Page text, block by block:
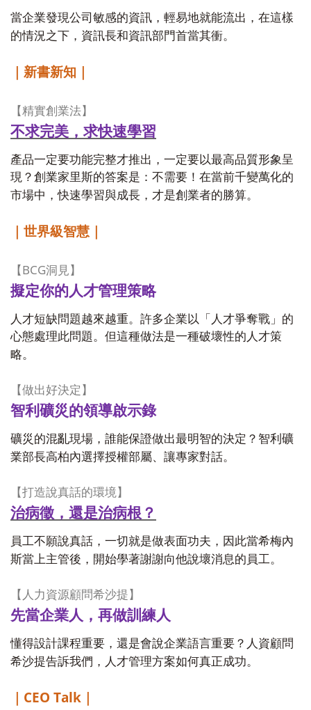
當企業發現公司敏感的資訊，輕易地就能流出，在這樣
的情況之下，資訊長和資訊部門首當其衝。
｜新書新知｜
【精實創業法】
不求完美，求快速學習
產品一定要功能完整才推出，一定要以最高品質形象呈
現？創業家里斯的答案是：不需要！在當前千變萬化的
市場中，快速學習與成長，才是創業者的勝算。
｜世界級智慧｜
【 BCG洞見】
擬定你的人才管理策略
人才短缺問題越來越重。許多企業以「人才爭奪戰」的
心態處理此問題。但這種做法是一種破壞性的人才策
略。
【做出好決定】
智利礦災的領導啟示錄
礦災的混亂現場，誰能保證做出最明智的決定？智利礦
業部長高柏內選擇授權部屬、讓專家對話。
【打造說真話的環境】
治病徵，還是治病根？
員工不願說真話，一切就是做表面功夫，因此當希梅內
斯當上主管後，開始學著謝謝向他說壞消息的員工。
【人力資源顧問希沙提】
先當企業人，再做訓練人
懂得設計課程重要，還是會說企業語言重要？人資顧問
希沙提告訴我們，人才管理方案如何真正成功。
CEO Talk